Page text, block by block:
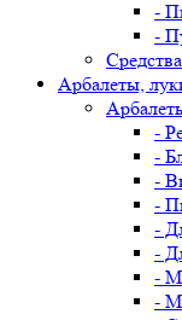
-
-
Арбалеты,
-
-
-
-
-
-
-
-